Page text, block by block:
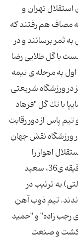
استقلال تهران و
مصاف هم رفتند كه
گلی به ثمر برسانند و در
با گل طلایی رضا
شده ی اول به مرحله ی نیمه
در ورزشگاه شریعتی
با تك گل "فرهاد
تیم پاس از دور رقابت
ورزشگاه نقش جهان
ی پر گل3 بر صفر استقلال اهواز را
شكست دهد. سید مهدی سید صالحی در دقیقه ی36، سعید
به ترتیب در
رساندند. تیم ذوب آهن
رجب زاده" و "حمید
توانست تیم كشت و صنعت